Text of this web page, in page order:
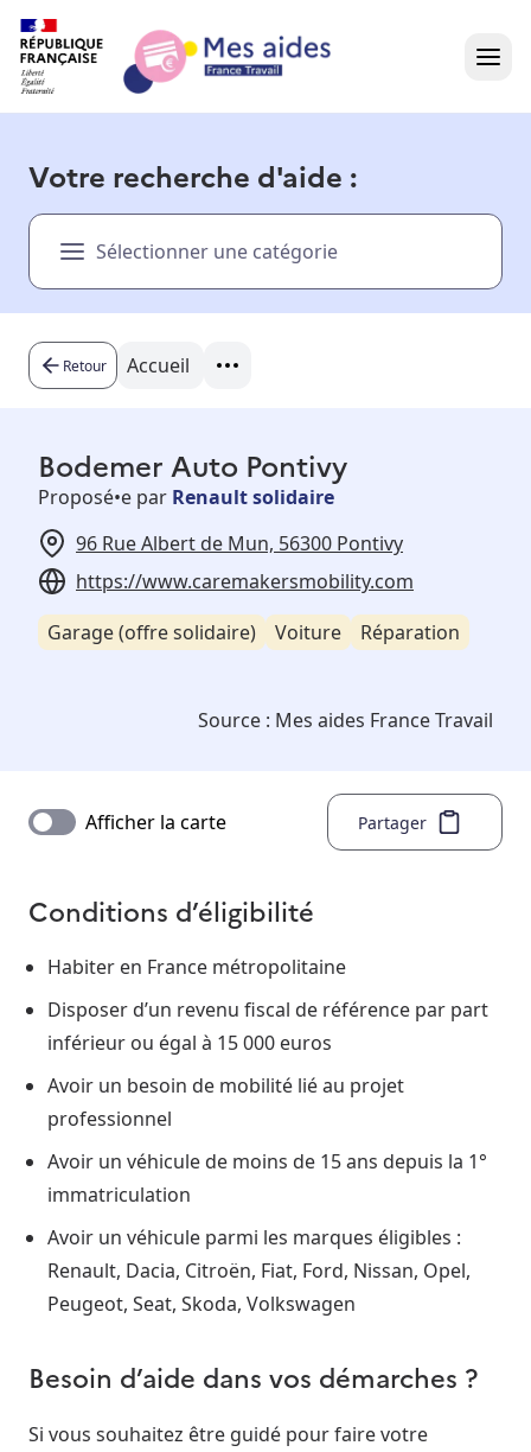
Présentation vidéo
Besoin d'aide ?
Votre recherche d'aide :
Sélectionner une catégorie
Retour Accueil
Bodemer Auto Pontivy
Proposé•e par Renault solidaire
96 Rue Albert de Mun, 56300 Pontivy
https://www.caremakersmobility.com
Garage (offre solidaire)
Voiture Réparation
Source : Mes aides France Travail
Afficher la carte Partager
Conditions d’éligibilité
Habiter en France métropolitaine
Disposer d’un revenu fiscal de référence par part
inférieur ou égal à 15 000 euros
Avoir un besoin de mobilité lié au projet
professionnel
Avoir un véhicule de moins de 15 ans depuis la 1°
immatriculation
Avoir un véhicule parmi les marques éligibles :
Renault, Dacia, Citroën, Fiat, Ford, Nissan, Opel,
Peugeot, Seat, Skoda, Volkswagen
Besoin d’aide dans vos démarches ?
Si vous souhaitez être guidé pour faire votre